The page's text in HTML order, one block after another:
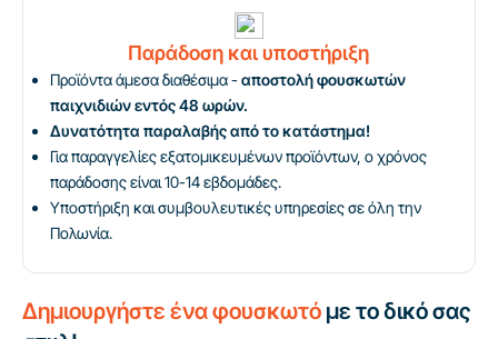
Παράδοση και υποστήριξη
Προϊόντα άμεσα διαθέσιμα -αποστολή φουσκωτών
παιχνιδιών εντός 48 ωρών.
Δυνατότητα παραλαβής από το κατάστημα!
Για παραγγελίες εξατομικευμένων προϊόντων, ο χρόνος
παράδοσης είναι 10-14 εβδομάδες.
Υποστήριξη και συμβουλευτικές υπηρεσίες σε όλη την
Πολωνία.
Δημιουργήστε ένα φουσκωτό με το δικό σας